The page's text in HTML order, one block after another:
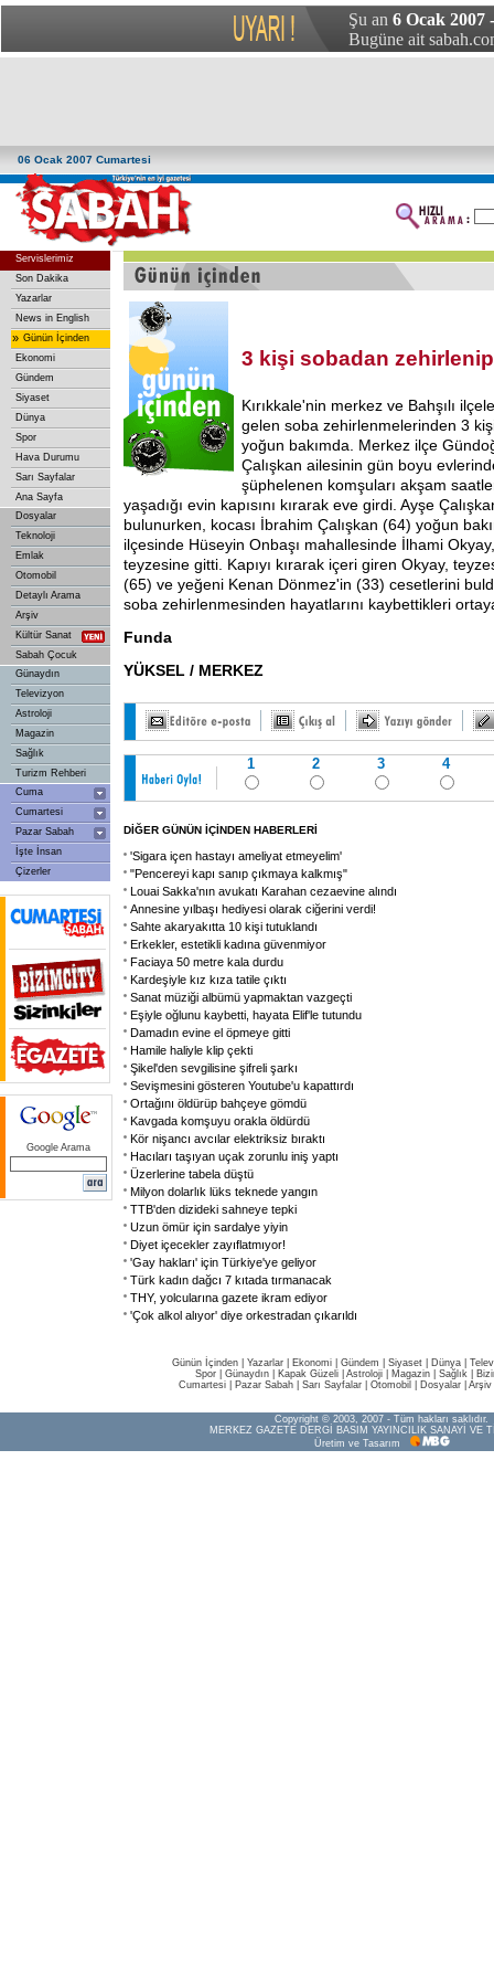
Şu an 6 Ocak 2007
Bugüne ait
06 Ocak 2007 Cumartesi
Servislerimiz
Son Dakika
Yazarlar
News in English
» Günün İçinden
Ekonomi
Gündem
Siyaset
Dünya
Spor
Hava Durumu
Sarı Sayfalar
Ana Sayfa
Dosyalar
Teknoloji
Emlak
Otomobil
Detaylı Arama
Arşiv
Kültür Sanat
Sabah Çocuk
Günaydın
Televizyon
Astroloji
Magazin
Sağlık
Turizm Rehberi
Cuma
Cumartesi
Pazar Sabah
İşte İnsan
Çizerler
Google Arama
3 kişi sobadan
Kırıkkale'nin merkez ve Bahşılı
gelen soba zehirlenmelerinden 3
yoğun bakımda. Merkez ilçe
Çalışkan ailesinin gün boyu
şüphelenen komşuları akşam
yaşadığı evin kapısını kırarak eve girdi. Ayşe
bulunurken, kocası İbrahim Çalışkan (64) yoğun
ilçesinde Hüseyin Onbaşı mahallesinde İlhami
teyzesine gitti. Kapıyı kırarak içeri giren Okyay,
(65) ve yeğeni Kenan Dönmez'in (33) cesetlerini
soba zehirlenmesinden hayatlarını kaybettikleri
Funda
YÜKSEL / MERKEZ
1 2 3 4
DİĞER GÜNÜN İÇİNDEN HABERLERİ
'Sigara içen hastayı ameliyat etmeyelim'
"Pencereyi kapı sanıp çıkmaya kalkmış"
Louai Sakka'nın avukatı Karahan cezaevine alındı
Annesine yılbaşı hediyesi olarak ciğerini verdi!
Sahte akaryakıtta 10 kişi tutuklandı
Erkekler, estetikli kadına güvenmiyor
Faciaya 50 metre kala durdu
Kardeşiyle kız kıza tatile çıktı
Sanat müziği albümü yapmaktan vazgeçti
Eşiyle oğlunu kaybetti, hayata Elif'le tutundu
Damadın evine el öpmeye gitti
Hamile haliyle klip çekti
Şikel'den sevgilisine şifreli şarkı
Sevişmesini gösteren Youtube'u kapattırdı
Ortağını öldürüp bahçeye gömdü
Kavgada komşuyu orakla öldürdü
Kör nişancı avcılar elektriksiz bıraktı
Hacıları taşıyan uçak zorunlu iniş yaptı
Üzerlerine tabela düştü
Milyon dolarlık lüks teknede yangın
TTB'den dizideki sahneye tepki
Uzun ömür için sardalye yiyin
Diyet içecekler zayıflatmıyor!
'Gay hakları' için Türkiye'ye geliyor
Türk kadın dağcı 7 kıtada tırmanacak
THY, yolcularına gazete ikram ediyor
'Çok alkol alıyor' diye orkestradan çıkarıldı
Günün İçinden Yazarlar Ekonomi Gündem Siyaset Dünya |
Spor
Günaydın Kapak Güzeli Astroloji Magazin Sağlık
Cumartesi
Pazar Sabah Sarı Sayfalar Otomobil Dosyalar Arşiv
Copyright © 2003, 2007 - Tüm hakları saklıdır.
MERKEZ GAZETE DERGİ BASIM YAYINCILIK SANAYİ VE
Üretim ve Tasarım